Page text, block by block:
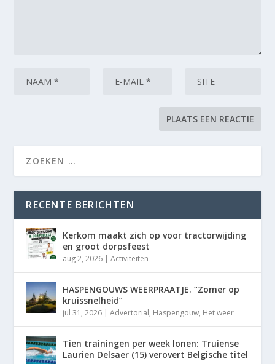
RECENTE BERICHTEN
Kerkom maakt zich op voor tractorwijding
en groot dorpsfeest
aug 2, 2026 |Activiteiten
HASPENGOUWS WEERPRAATJE. “Zomer op
kruissnelheid”
jul 31, 2026 |Advertorial, Haspengouw, Het weer
Tien trainingen per week lonen: Truiense
Laurien Delsaer (15) verovert Belgische titel